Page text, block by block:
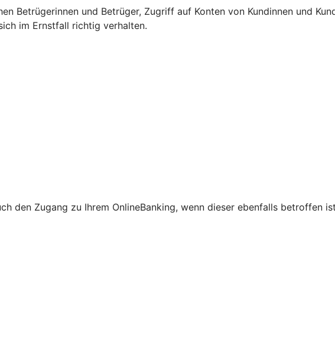
Betrügerinnen und Betrüger, Zugriff auf Konten von Kundinnen und
im Ernstfall richtig verhalten.
den Zugang zu Ihrem OnlineBanking, wenn dieser ebenfalls betroffen